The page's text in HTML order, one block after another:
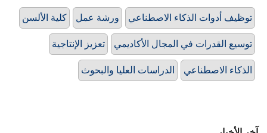
كلية الألسن ورشة عمل توظيف أدوات الذكاء الاصطناعي
تعزيز الإنتاجية توسيع القدرات في المجال الأكاديمي
الدراسات العليا والبحوث الذكاء الاصطناعي